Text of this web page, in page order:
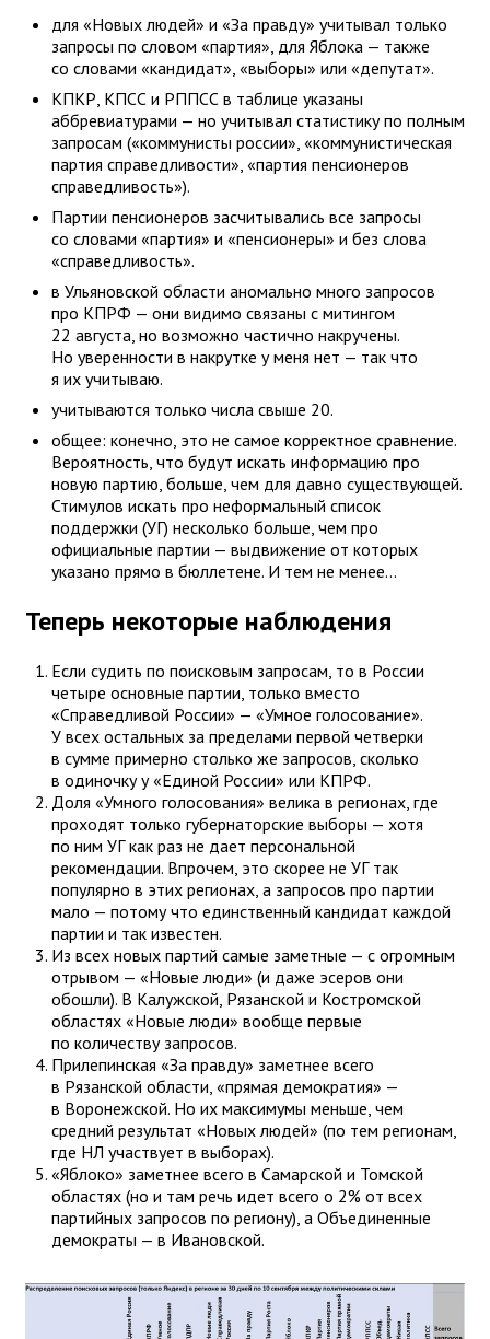
для «Новых людей» и «За правду» учитывал только
запросы по словом «партия», для Яблока — также
со словами «кандидат», «выборы» или «депутат».
КПКР, КПСС и РППСС в таблице указаны
аббревиатурами — но учитывал статистику по полным
запросам («коммунисты россии», «коммунистическая
партия справедливости», «партия пенсионеров
справедливость»).
Партии пенсионеров засчитывались все запросы
со словами «партия» и «пенсионеры» и без слова
«справедливость».
в Ульяновской области аномально много запросов
про КПРФ — они видимо связаны с митингом
22 августа, но возможно частично накручены.
Но уверенности в накрутке у меня нет — так что
я их учитываю.
учитываются только числа свыше 20.
общее: конечно, это не самое корректное сравнение.
Вероятность, что будут искать информацию про
новую партию, больше, чем для давно существующей.
Стимулов искать про неформальный список
поддержки (УГ) несколько больше, чем про
официальные партии — выдвижение от которых
указано прямо в бюллетене. И тем не менее...
Теперь некоторые наблюдения
Если судить по поисковым запросам, то в России
четыре основные партии, только вместо
«Справедливой России» — «Умное голосование».
У всех остальных за пределами первой четверки
в сумме примерно столько же запросов, сколько
в одиночку у «Единой России» или КПРФ.
Доля «Умного голосования» велика в регионах, где
проходят только губернаторские выборы — хотя
по ним УГ как раз не дает персональной
рекомендации. Впрочем, это скорее не УГ так
популярно в этих регионах, а запросов про партии
мало — потому что единственный кандидат каждой
партии и так известен.
Из всех новых партий самые заметные — с огромным
отрывом — «Новые люди» (и даже эсеров они
обошли). В Калужской, Рязанской и Костромской
областях «Новые люди» вообще первые
по количеству запросов.
Прилепинская «За правду» заметнее всего
в Рязанской области, «прямая демократия» —
в Воронежской. Но их максимумы меньше, чем
средний результат «Новых людей» (по тем регионам,
где НЛ участвует в выборах).
«Яблоко» заметнее всего в Самарской и Томской
областях (но и там речь идет всего о 2% от всех
партийных запросов по региону), а Объединенные
демократы — в Ивановской.